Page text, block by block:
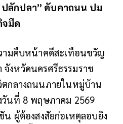
ปลักปลา” ดับคาถนน ปม
มืด
มคืบหน้าคดีสะเทือนขวัญ
งหวัดนครศรีธรรมราช
ตกลางถนนภายในหมู่บ้าน
วันที่ 8 พฤษภาคม 2569
ผู้ต้องสงสัยก่อเหตุลอบยิง